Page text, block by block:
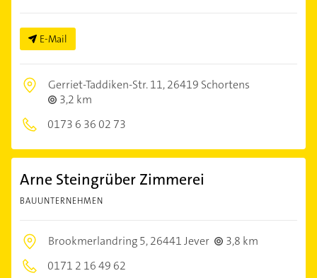
E-Mail
Gerriet-Taddiken-Str. 11,26419 Schortens
3,2 km
0173 6 36 02 73
Arne Steingrüber Zimmerei
BAUUNTERNEHMEN
Brookmerlandring 5,26441 Jever
3,8 km
0171 2 16 49 62